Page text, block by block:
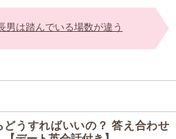
男は踏んでいる場数が違う
どうすればいいの？ 答え合わせ